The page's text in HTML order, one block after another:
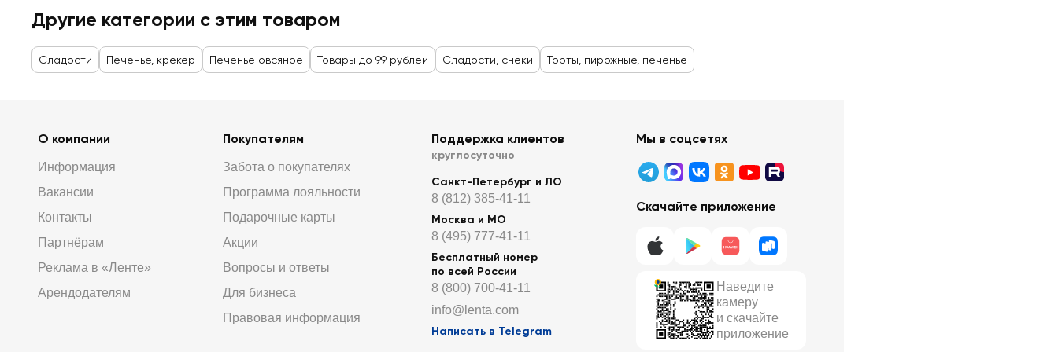
Другие категории с этим товаром
Сладости Печенье, крекер Печенье овсяное Товары до 99 рублей Сладости, снеки Торты, пирожные, печенье
О компании
Информация
Вакансии
Контакты
Партнёрам
Реклама в «Ленте»
Арендодателям
Покупателям
Забота о покупателях
Программа лояльности
Подарочные карты
Акции
Вопросы и ответы
Для бизнеса
Правовая информация
Поддержка клиентов
круглосуточно
Санкт-Петербург и ЛО
8 (812) 385-41-11
Москва и МО
8 (495) 777-41-11
Бесплатный номер
по всей России
8 (800) 700-41-11
info@lenta.com
Написать в Telegram
Мы в соцсетях
Скачайте приложение
Наведите
камеру
и скачайте
приложение